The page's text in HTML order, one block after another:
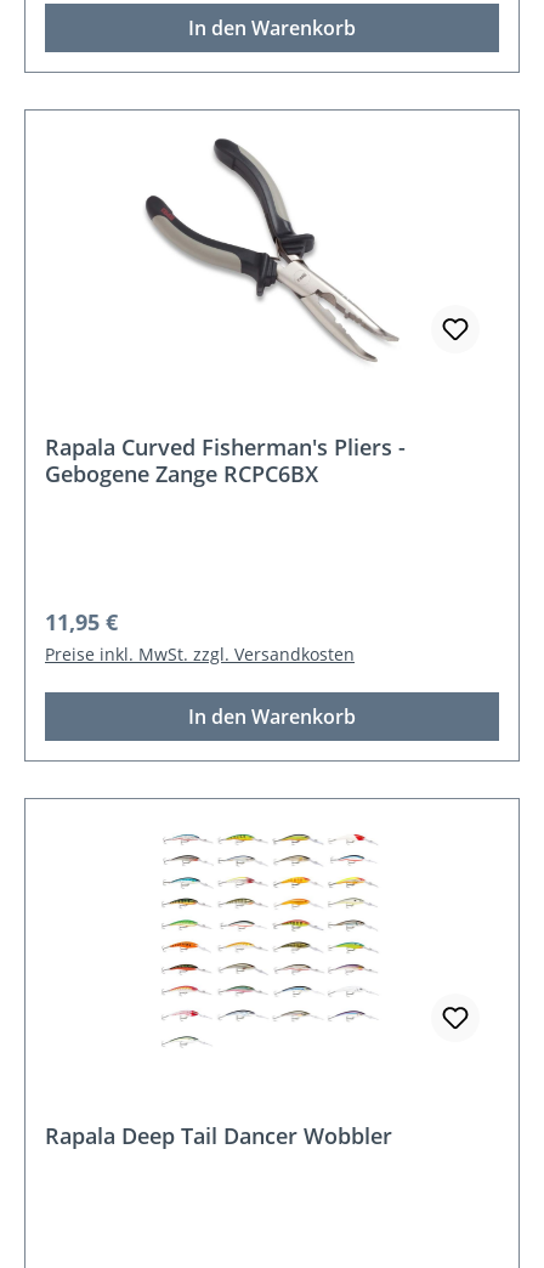
In den Warenkorb
Rapala Curved Fisherman's Pliers -
Gebogene Zange RCPC6BX
Regulärer Preis:
11,95 €
Preise inkl. MwSt. zzgl. Versandkosten
In den Warenkorb
Rapala Deep Tail Dancer Wobbler